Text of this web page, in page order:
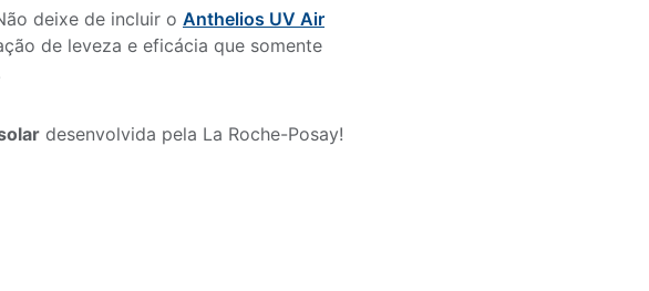
deixe de incluir o Anthelios UV Air
de leveza e eficácia que somente
desenvolvida pela La Roche-Posay!